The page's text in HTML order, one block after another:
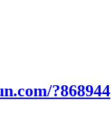
?868944